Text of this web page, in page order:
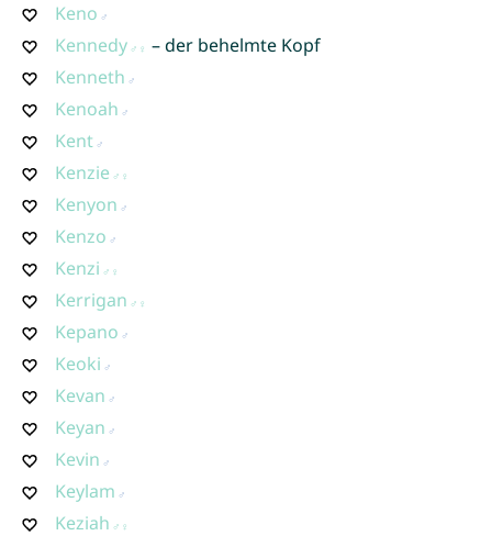
Keno
Kennedy
– der behelmte Kopf
Kenneth
Kenoah
Kent
Kenzie
Kenyon
Kenzo
Kenzi
Kerrigan
Kepano
Keoki
Kevan
Keyan
Kevin
Keylam
Keziah